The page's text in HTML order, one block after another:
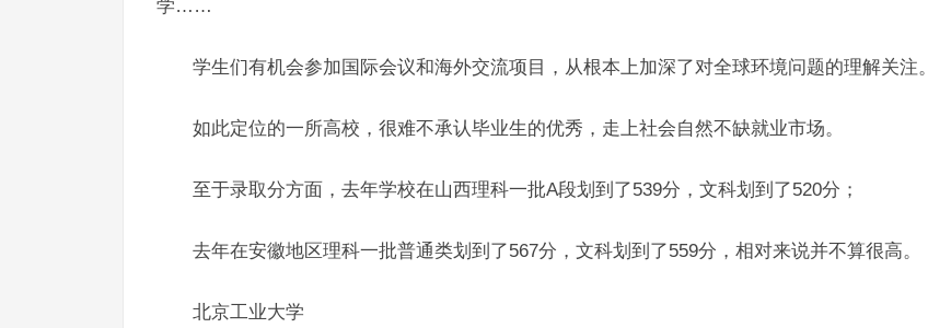
学……
学生们有机会参加国际会议和海外交流项目，从根本上加深了对全球环境问题的理解关注。
如此定位的一所高校，很难不承认毕业生的优秀，走上社会自然不缺就业市场。
至于录取分方面，去年学校在山西理科一批A段划到了539分，文科划到了520分；
去年在安徽地区理科一批普通类划到了567分，文科划到了559分，相对来说并不算很高。
北京工业大学